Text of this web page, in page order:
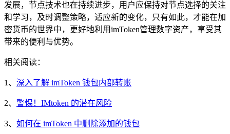
发展，节点技术也在持续进步，用户应保持对节点选择的关注
和学习，及时调整策略，适应新的变化，只有如此，才能在加
密货币的世界中，更好地利用imToken管理数字资产，享受其
带来的便利与优势。
相关阅读：
1、 深入了解 imToken 钱包内部转账
2、 警惕！IMtoken 的潜在风险
3、 如何在 imToken 中删除添加的钱包